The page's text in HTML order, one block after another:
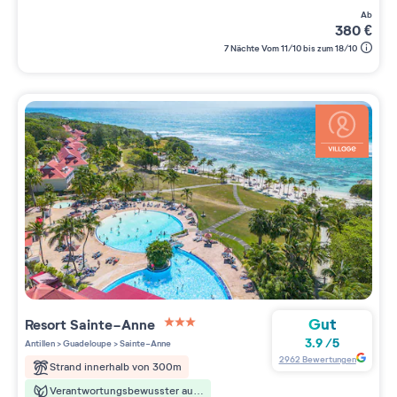
ab
380€
7 Nächte Vom 11/10 bis zum 18/10
ResortSainte-Anne
3 étoiles sur 5
Antillen>Guadeloupe>Sainte-Anne
Strand innerhalb von 300m
Verantwortungsbewusster aufenthalt
Gut
3.9/5
2962 Bewertungen